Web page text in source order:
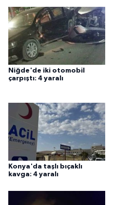
Niğde'de iki otomobil
çarpıştı: 4 yaralı
Konya'da taşlı bıçaklı
kavga: 4 yaralı